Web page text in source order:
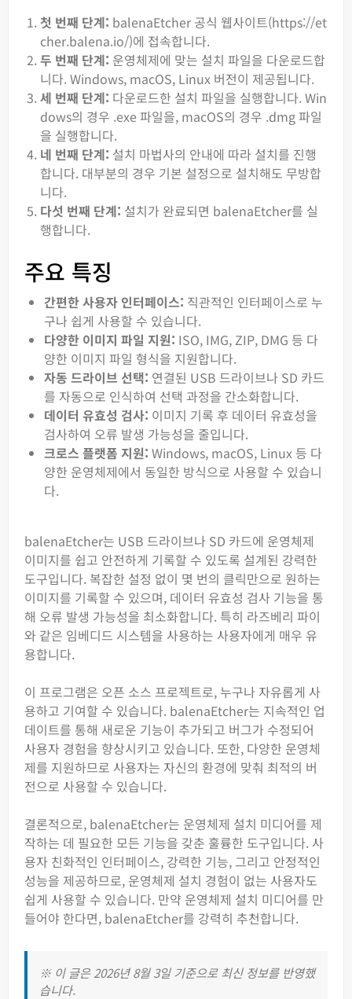
첫 번째 단계: balenaEtcher 공식 웹사이트(https://et
cher.balena.io/)에 접속합니다.
두 번째 단계: 운영체제에 맞는 설치 파일을 다운로드합
니다. Windows, macOS, Linux 버전이 제공됩니다.
세 번째 단계: 다운로드한 설치 파일을 실행합니다. Win
dows의 경우 .exe 파일을, macOS의 경우 .dmg 파일
을 실행합니다.
네 번째 단계: 설치 마법사의 안내에 따라 설치를 진행
합니다. 대부분의 경우 기본 설정으로 설치해도 무방합
니다.
다섯 번째 단계: 설치가 완료되면 balenaEtcher를 실
행합니다.
주요 특징
간편한 사용자 인터페이스: 직관적인 인터페이스로 누
구나 쉽게 사용할 수 있습니다.
다양한 이미지 파일 지원: ISO, IMG, ZIP, DMG 등 다
양한 이미지 파일 형식을 지원합니다.
자동 드라이브 선택: 연결된 USB 드라이브나 SD 카드
를 자동으로 인식하여 선택 과정을 간소화합니다.
데이터 유효성 검사: 이미지 기록 후 데이터 유효성을
검사하여 오류 발생 가능성을 줄입니다.
크로스 플랫폼 지원: Windows, macOS, Linux 등 다
양한 운영체제에서 동일한 방식으로 사용할 수 있습니
다.
balenaEtcher는 USB 드라이브나 SD 카드에 운영체제
이미지를 쉽고 안전하게 기록할 수 있도록 설계된 강력한
도구입니다. 복잡한 설정 없이 몇 번의 클릭만으로 원하는
이미지를 기록할 수 있으며, 데이터 유효성 검사 기능을 통
해 오류 발생 가능성을 최소화합니다. 특히 라즈베리 파이
와 같은 임베디드 시스템을 사용하는 사용자에게 매우 유
용합니다.
이 프로그램은 오픈 소스 프로젝트로, 누구나 자유롭게 사
용하고 기여할 수 있습니다. balenaEtcher는 지속적인 업
데이트를 통해 새로운 기능이 추가되고 버그가 수정되어
사용자 경험을 향상시키고 있습니다. 또한, 다양한 운영체
제를 지원하므로 사용자는 자신의 환경에 맞춰 최적의 버
전으로 사용할 수 있습니다.
결론적으로, balenaEtcher는 운영체제 설치 미디어를 제
작하는 데 필요한 모든 기능을 갖춘 훌륭한 도구입니다. 사
용자 친화적인 인터페이스, 강력한 기능, 그리고 안정적인
성능을 제공하므로, 운영체제 설치 경험이 없는 사용자도
쉽게 사용할 수 있습니다. 만약 운영체제 설치 미디어를 만
들어야 한다면, balenaEtcher를 강력히 추천합니다.
※ 이 글은 2026년 8월 3일 기준으로 최신 정보를 반영했
습니다.